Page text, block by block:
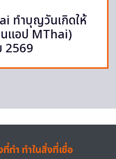
ทำบุญวันเกิดให้
แอป MThai)
2569
ทำ ทำในสิ่งที่เชื่อ